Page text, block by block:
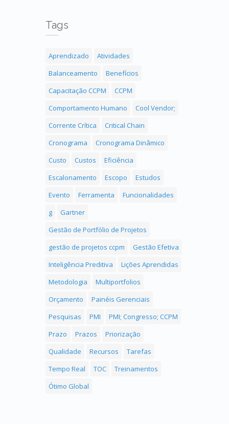
Tags
Aprendizado
Atividades
Balanceamento
Benefícios
Capacitação CCPM
CCPM
Comportamento Humano
Cool Vendor;
Corrente Crítica
Critical Chain
Cronograma
Cronograma Dinâmico
Custo
Custos
Eficiência
Escalonamento
Escopo
Estudos
Evento
Ferramenta
Funcionalidades
g
Gartner
Gestão de Portfólio de Projetos
gestão de projetos ccpm
Gestão Efetiva
Inteligência Preditiva
Lições Aprendidas
Metodologia
Multiportfolios
Orçamento
Painéis Gerenciais
Pesquisas
PMI
PMI; Congresso; CCPM
Prazo
Prazos
Priorização
Qualidade
Recursos
Tarefas
Tempo Real
TOC
Treinamentos
Ótimo Global